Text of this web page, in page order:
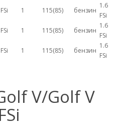
1 115(85) бензин
1.6
FSi
1 115(85) бензин
1.6
FSi
1 115(85) бензин
1.6
FSi
V/Golf V